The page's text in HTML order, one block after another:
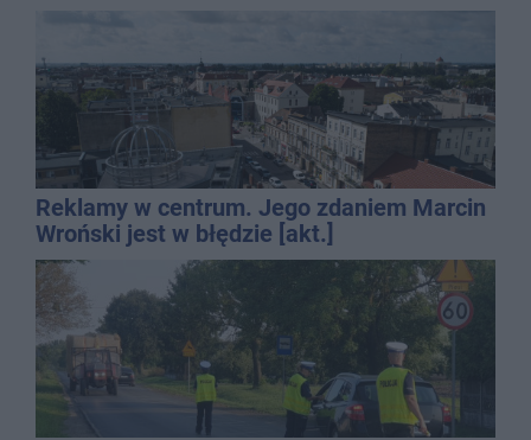
Reklamy w centrum. Jego zdaniem Marcin
Wroński jest w błędzie [akt.]